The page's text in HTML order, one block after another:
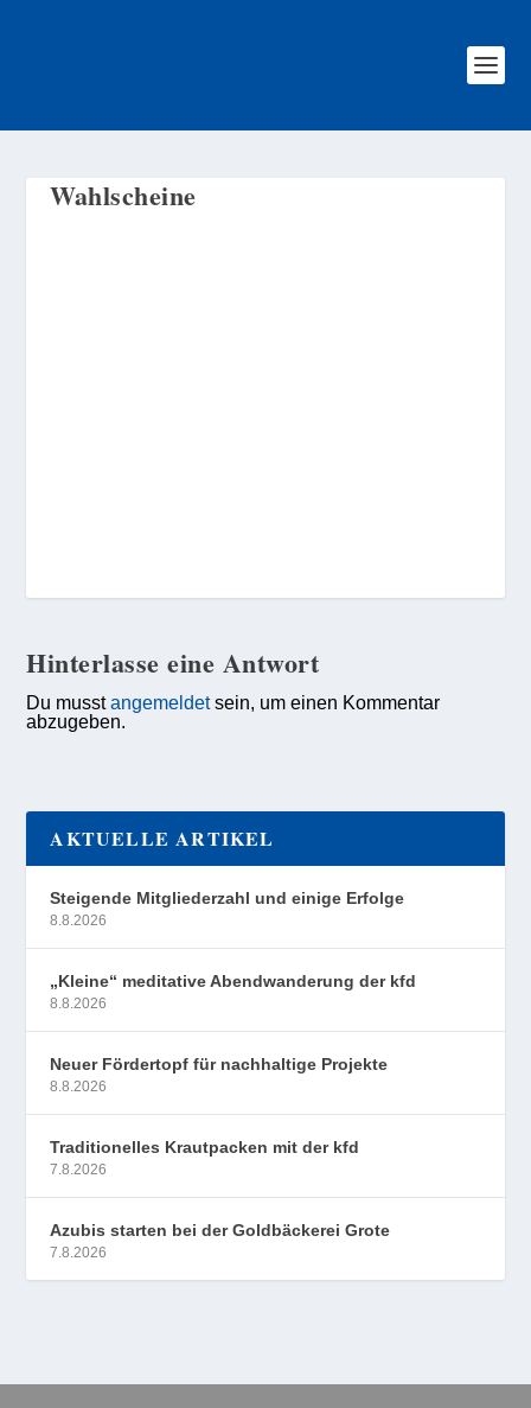
Wahlscheine
Hinterlasse eine Antwort
Du musstangemeldetsein, um einen Kommentar
abzugeben.
AKTUELLE ARTIKEL
Steigende Mitgliederzahl und einige Erfolge
8.8.2026
„Kleine“ meditative Abendwanderung der kfd
8.8.2026
Neuer Fördertopf für nachhaltige Projekte
8.8.2026
Traditionelles Krautpacken mit der kfd
7.8.2026
Azubis starten bei der Goldbäckerei Grote
7.8.2026